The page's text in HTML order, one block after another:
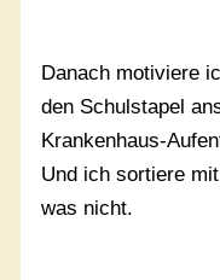
Danach motiviere
den Schulstapel
Krankenhaus-
Und ich sortiere
was nicht.